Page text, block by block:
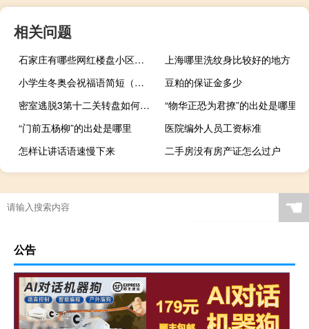
相关问题
石家庄有哪些网红楼盘小区？介绍5个最知名地产项目
上海哪里洗纹身比较好的地方
小学生冬奥会祝福语简短（小学生冬奥会祝福语）
豆粕的保证金多少
密室逃脱3第十二关转盘如何转动
“物华正恐为君撩”的出处是哪里
“门前五杨柳”的出处是哪里
医院编外人员工资标准
怎样让讲话语速慢下来
二手房没有房产证怎么过户
“尧推让王”的出处是哪里
☚
公告